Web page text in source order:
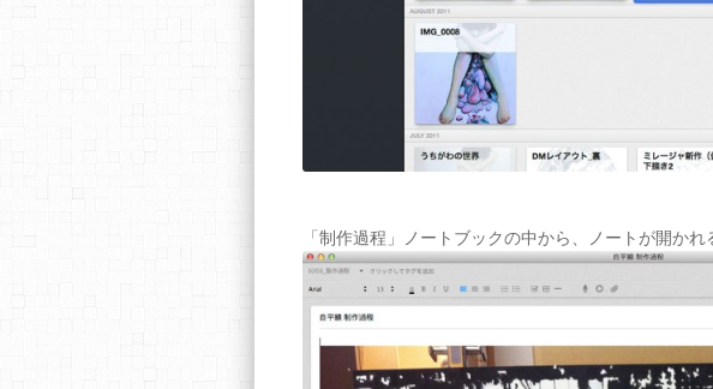
「制作過程」ノートブックの中から、ノートが開かれ